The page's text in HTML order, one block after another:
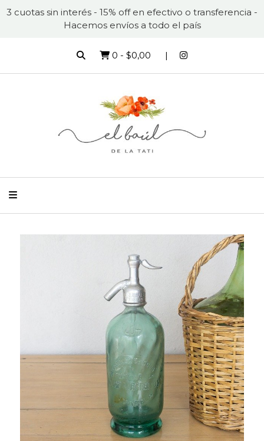
3 cuotas sin interés - 15% off en efectivo o transferencia -
Hacemos envíos a todo el país
0 - $0,00